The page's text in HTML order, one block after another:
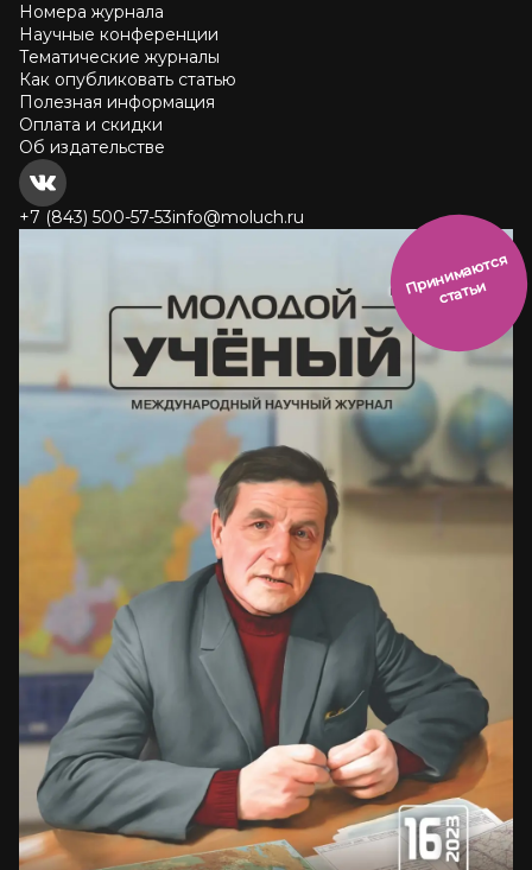
Номера журнала
Научные конференции
Тематические журналы
Как опубликовать статью
Полезная информация
Оплата и скидки
Об издательстве
+7 (843) 500-57-53info@moluch.ru
П
р
и
н
и
м
а
ют
с
я
ст
ать
и